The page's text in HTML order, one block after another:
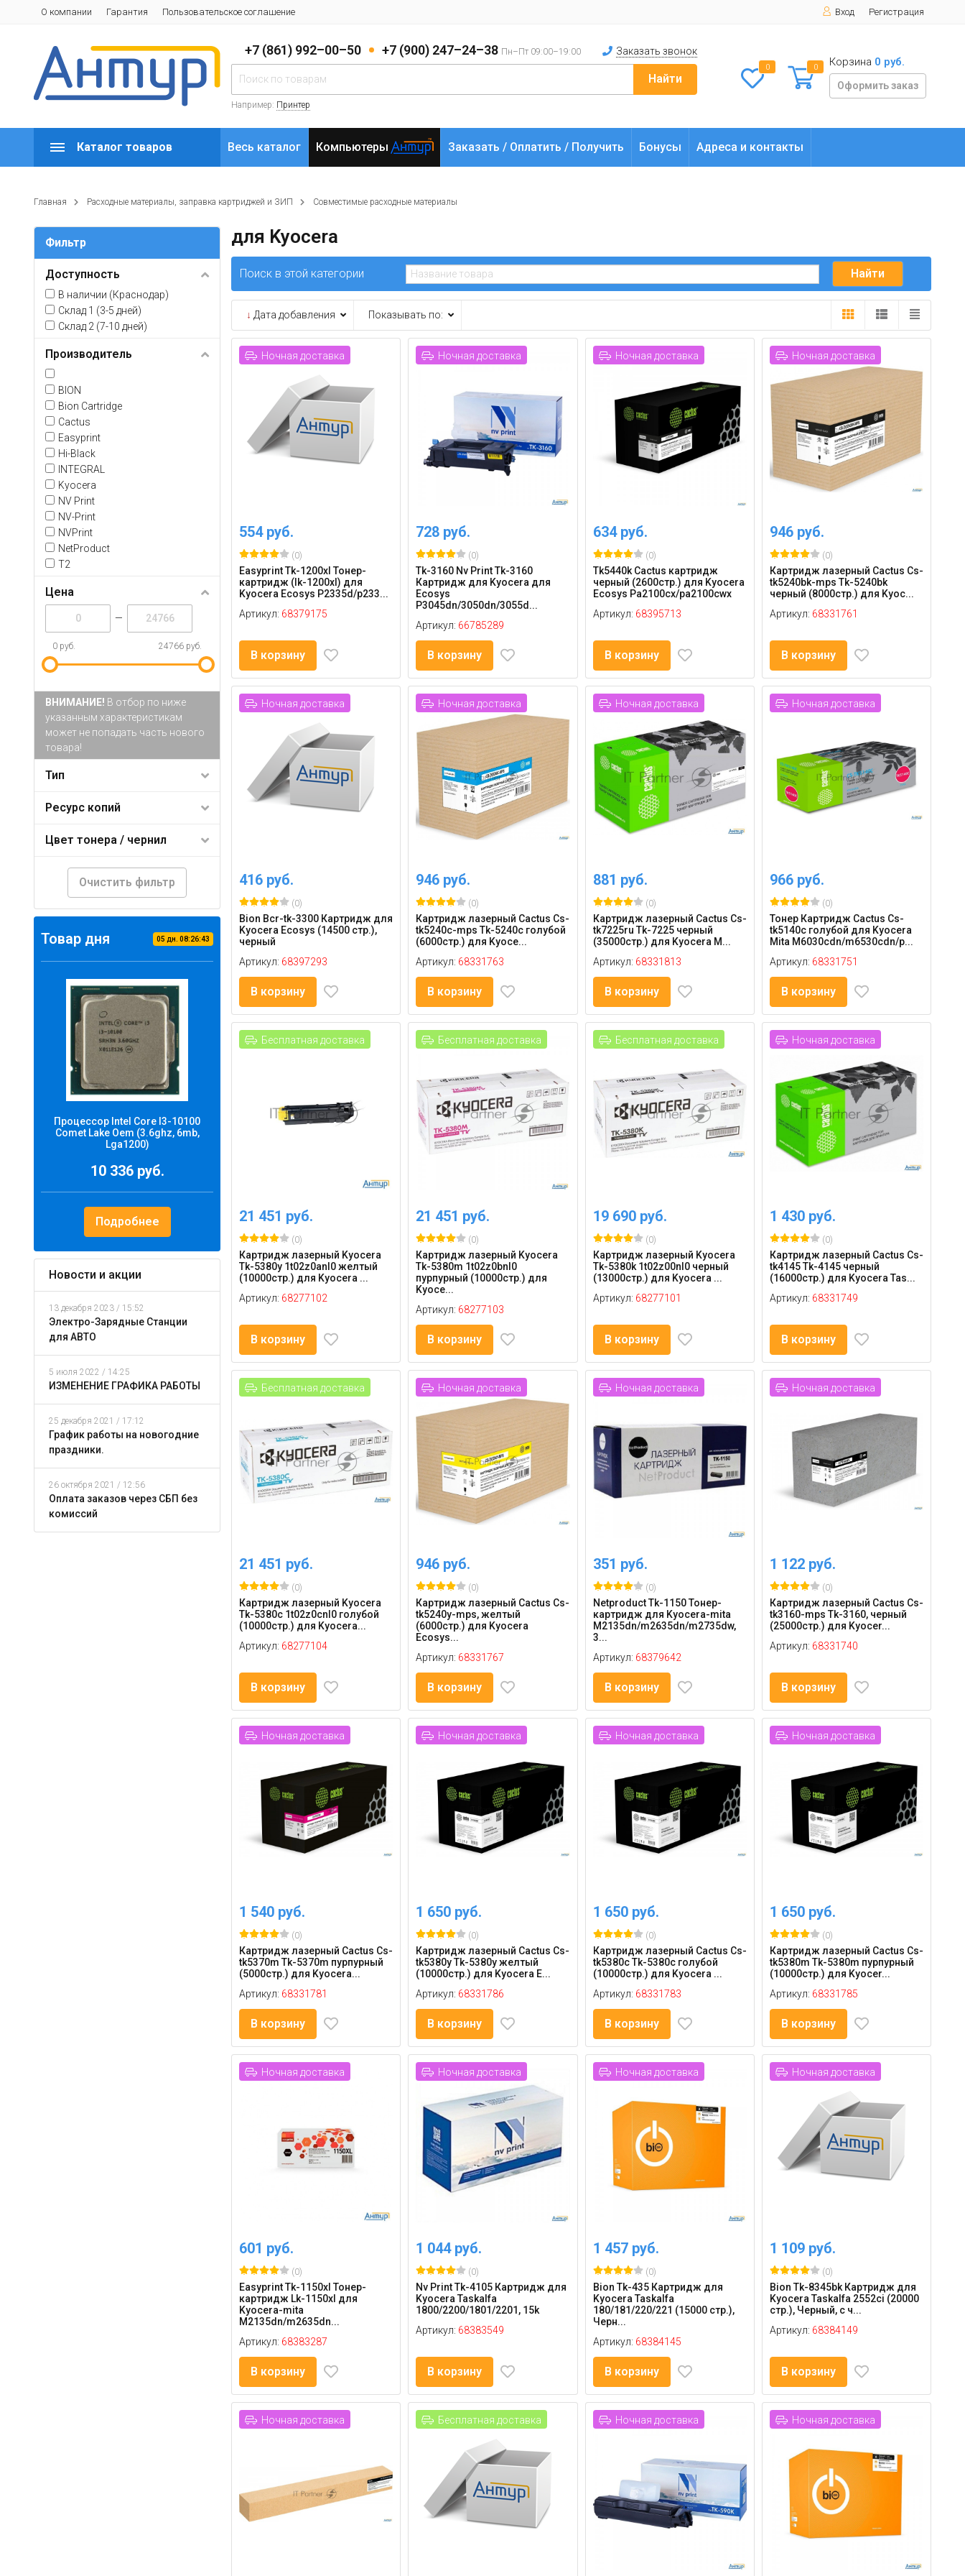
О компании Гарантия Пользовательское соглашение Вход Регистрация
+7 (861) 992–00–50 +7 (900) 247–24–38 Пн–Пт 09:00–19:00 Заказать звонок
Найти
Например: Принтер
0 0 Корзина 0 руб.
Оформить заказ
Каталог товаров Весь каталог Компьютеры Заказать / Оплатить / Получить Бонусы Адреса и контакты
Главная Расходные материалы, заправка картриджей и ЗИП Совместимые расходные материалы
Фильтр
Доступность
В наличии (Краснодар)
Склад 1 (3-5 дней)
Склад 2 (7-10 дней)
Производитель
BION
Bion Cartridge
Cactus
Easyprint
Hi-Black
INTEGRAL
Kyocera
NV Print
NV-Print
NVPrint
NetProduct
T2
Цена
—
0 руб. 24766 руб.
ВНИМАНИЕ! В отбор по ниже
указанным характеристикам
может не попадать часть нового
товара!
Тип
Ресурс копий
Цвет тонера / чернил
Очистить фильтр
Товар дня 05 дн. 08:26:42
Процессор Intel Core I3-10100
Comet Lake Oem (3.6ghz, 6mb,
Lga1200)
10 336 руб.
Подробнее
Новости и акции
13 декабря 2023 / 15:52
Электро-Зарядные Станции
для АВТО
5 июля 2022 / 14:25
ИЗМЕНЕНИЕ ГРАФИКА РАБОТЫ
25 декабря 2021 / 17:12
График работы на новогодние
праздники.
26 октября 2021 / 12:56
Оплата заказов через СБП без
комиссий
для Kyocera
Поиск в этой категории
↓ Дата добавления Показывать по:
Ночная доставка
554 руб.
(0)
Easyprint Tk-1200xl Тонер-
картридж (lk-1200xl) для
Kyocera Ecosys P2335d/p233...
Артикул: 68379175
В корзину
Ночная доставка
728 руб.
(0)
Tk-3160 Nv Print Tk-3160
Картридж для Kyocera для
Ecosys
P3045dn/3050dn/3055d...
Артикул: 66785289
В корзину
Ночная доставка
634 руб.
(0)
Tk5440k Cactus картридж
черный (2600стр.) для Kyocera
Ecosys Pa2100cx/pa2100cwx
Артикул: 68395713
В корзину
Ночная доставка
946 руб.
(0)
Картридж лазерный Cactus Cs-
tk5240bk-mps Tk-5240bk
черный (8000стр.) для Kyoc...
Артикул: 68331761
В корзину
Ночная доставка
416 руб.
(0)
Bion Bcr-tk-3300 Картридж для
Kyocera Ecosys (14500 стр.),
черный
Артикул: 68397293
В корзину
Ночная доставка
946 руб.
(0)
Картридж лазерный Cactus Cs-
tk5240c-mps Tk-5240c голубой
(6000стр.) для Kyoce...
Артикул: 68331763
В корзину
Ночная доставка
881 руб.
(0)
Картридж лазерный Cactus Cs-
tk7225ru Tk-7225 черный
(35000стр.) для Kyocera M...
Артикул: 68331813
В корзину
Ночная доставка
966 руб.
(0)
Тонер Картридж Cactus Cs-
tk5140c голубой для Kyocera
Mita M6030cdn/m6530cdn/p...
Артикул: 68331751
В корзину
Бесплатная доставка
21 451 руб.
(0)
Картридж лазерный Kyocera
Tk-5380y 1t02z0anl0 желтый
(10000стр.) для Kyocera ...
Артикул: 68277102
В корзину
Бесплатная доставка
21 451 руб.
(0)
Картридж лазерный Kyocera
Tk-5380m 1t02z0bnl0
пурпурный (10000стр.) для
Kyoce...
Артикул: 68277103
В корзину
Бесплатная доставка
19 690 руб.
(0)
Картридж лазерный Kyocera
Tk-5380k 1t02z00nl0 черный
(13000стр.) для Kyocera ...
Артикул: 68277101
В корзину
Ночная доставка
1 430 руб.
(0)
Картридж лазерный Cactus Cs-
tk4145 Tk-4145 черный
(16000стр.) для Kyocera Tas...
Артикул: 68331749
В корзину
Бесплатная доставка
21 451 руб.
(0)
Картридж лазерный Kyocera
Tk-5380c 1t02z0cnl0 голубой
(10000стр.) для Kyocera...
Артикул: 68277104
В корзину
Ночная доставка
946 руб.
(0)
Картридж лазерный Cactus Cs-
tk5240y-mps, желтый
(6000стр.) для Kyocera
Ecosys...
Артикул: 68331767
В корзину
Ночная доставка
351 руб.
(0)
Netproduct Tk-1150 Тонер-
картридж для Kyocera-mita
M2135dn/m2635dn/m2735dw,
3...
Артикул: 68379642
В корзину
Ночная доставка
1 122 руб.
(0)
Картридж лазерный Cactus Cs-
tk3160-mps Tk-3160, черный
(25000стр.) для Kyocer...
Артикул: 68331740
В корзину
Ночная доставка
1 540 руб.
(0)
Картридж лазерный Cactus Cs-
tk5370m Tk-5370m пурпурный
(5000стр.) для Kyocera...
Артикул: 68331781
В корзину
Ночная доставка
1 650 руб.
(0)
Картридж лазерный Cactus Cs-
tk5380y Tk-5380y желтый
(10000стр.) для Kyocera E...
Артикул: 68331786
В корзину
Ночная доставка
1 650 руб.
(0)
Картридж лазерный Cactus Cs-
tk5380c Tk-5380c голубой
(10000стр.) для Kyocera ...
Артикул: 68331783
В корзину
Ночная доставка
1 650 руб.
(0)
Картридж лазерный Cactus Cs-
tk5380m Tk-5380m пурпурный
(10000стр.) для Kyocer...
Артикул: 68331785
В корзину
Ночная доставка
601 руб.
(0)
Easyprint Tk-1150xl Тонер-
картридж Lk-1150xl для
Kyocera-mita
M2135dn/m2635dn...
Артикул: 68383287
В корзину
Ночная доставка
1 044 руб.
(0)
Nv Print Tk-4105 Картридж для
Kyocera Taskalfa
1800/2200/1801/2201, 15k
Артикул: 68383549
В корзину
Ночная доставка
1 457 руб.
(0)
Bion Tk-435 Картридж для
Kyocera Taskalfa
180/181/220/221 (15000 стр.),
Черн...
Артикул: 68384145
В корзину
Ночная доставка
1 109 руб.
(0)
Bion Tk-8345bk Картридж для
Kyocera Taskalfa 2552ci (20000
стр.), Черный, с ч...
Артикул: 68384149
В корзину
Ночная доставка Бесплатная доставка Ночная доставка Ночная доставка